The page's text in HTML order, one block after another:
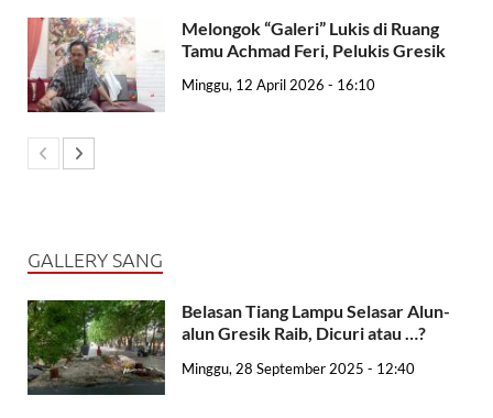
Melongok “Galeri” Lukis di Ruang
Tamu Achmad Feri, Pelukis Gresik
Minggu, 12 April 2026 - 16:10
GALLERY SANG
Belasan Tiang Lampu Selasar Alun-
alun Gresik Raib, Dicuri atau …?
Minggu, 28 September 2025 - 12:40